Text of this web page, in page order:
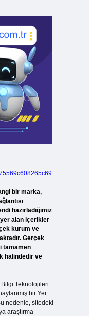
bir marka,
hazırladığımız
alan içerikler
kurum ve
Gerçek
tamamen
halindedir ve
Bilgi Teknolojileri
bir Yer
nedenle, sitedeki
araştırma